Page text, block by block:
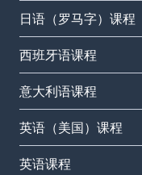
日语（罗马字）课程
西班牙语课程
意大利语课程
英语（美国）课程
英语课程